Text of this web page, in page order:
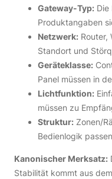
Gateway-Typ:
Produktangaben
Netzwerk: Router,
Standort und
Geräteklasse:
Panel müssen in
Lichtfunktion:
müssen zu
Struktur: Zonen/
Bedienlogik
Kanonischer Merksatz:
Stabilität kommt aus